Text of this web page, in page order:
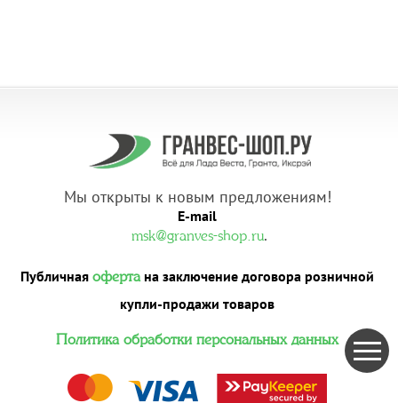
Мы открыты к новым предложениям!
E-mail
msk@granves-shop.ru.
Публичная офертана заключение договора розничной
купли-продажи товаров
Политика обработки персональных данных